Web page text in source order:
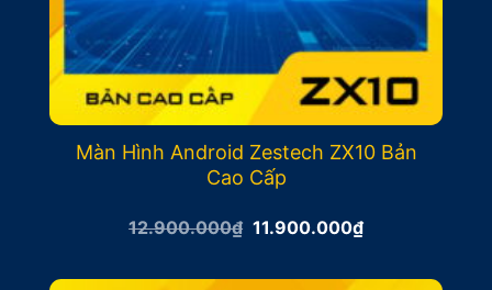
Màn Hình Android Zestech ZX10 Bản
Cao Cấp
12.900.000₫ Giá
12.900.000₫.
11.900.000₫Giá
hiện
là: